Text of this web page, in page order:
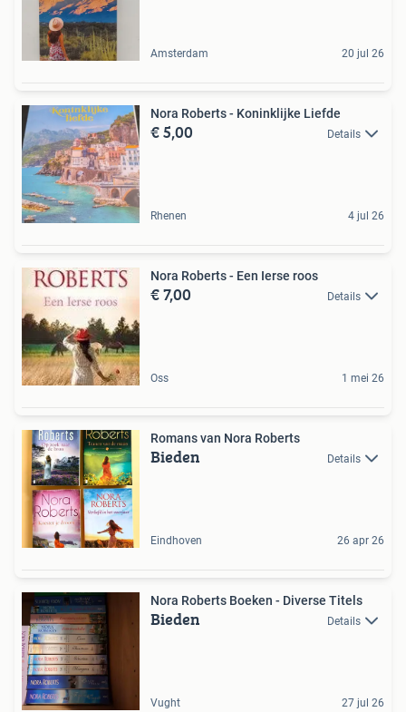
Amsterdam 20 jul 26
Nora Roberts - Koninklijke Liefde
€ 5,00 Details
Rhenen 4 jul 26
Nora Roberts - Een Ierse roos
€ 7,00 Details
Oss 1 mei 26
Romans van Nora Roberts
Bieden Details
Eindhoven 26 apr 26
Nora Roberts Boeken - Diverse Titels
Bieden Details
Vught 27 jul 26